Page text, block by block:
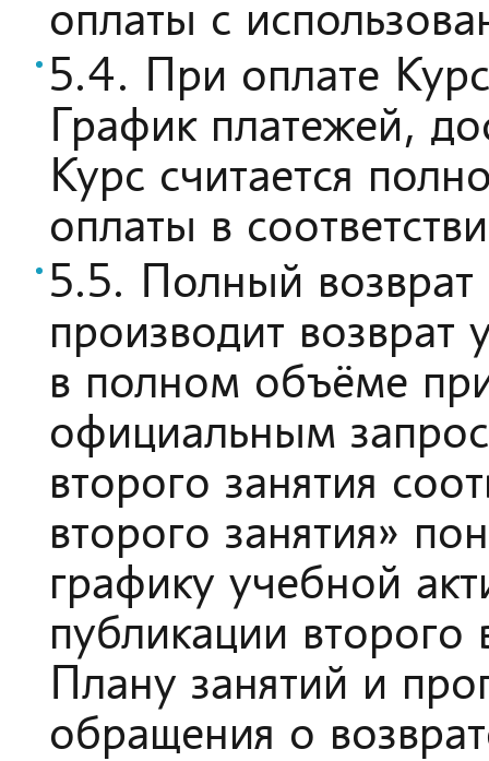
оплаты с
5.4. При оплате
График платежей,
Курс считается
оплаты в
5.5. Полный возврат
производит
в полном объёме
официальным
второго занятия
второго занятия»
графику учебной
публикации второго
Плану занятий и
обращения о